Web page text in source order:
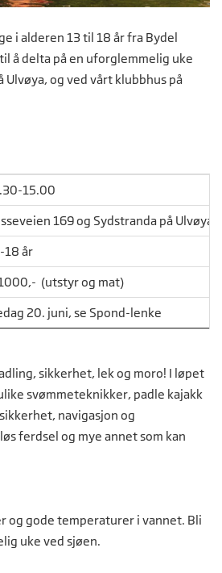
i alderen 13 til 18 år fra Bydel
å delta på en uforglemmelig uke
og ved vårt klubbhus på
15.00
169 og Sydstranda på Ulvøya
18 år
(utstyr og mat)
20. juni, se Spond-lenke
sikkerhet, lek og moro! I løpet
svømmeteknikker, padle kajakk
navigasjon og
ferdsel og mye annet som kan
og gode temperaturer i vannet. Bli
uke ved sjøen.